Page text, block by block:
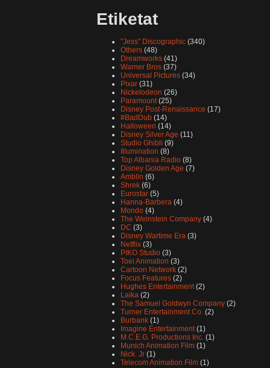
Etiketat
"Jess" Discographic (340)
Others (48)
Dreamworks (41)
Warner Bros (37)
Universal Pictures (34)
Pixar (31)
Nickelodeon (26)
Paramount (25)
Disney Post-Renaissance (17)
#BadDub (14)
Halloween (14)
Disney Silver Age (11)
Studio Ghibli (9)
Illumination (8)
Top Albania Radio (8)
Disney Golden Age (7)
Amblin (6)
Shrek (6)
Eurostar (5)
Hanna-Barbera (4)
Mondo (4)
The Weinstein Company (4)
DC (3)
Disney Wartime Era (3)
Netflix (3)
PIKO Studio (3)
Toei Animation (3)
Cartoon Network (2)
Focus Features (2)
Hughes Entertainment (2)
Laika (2)
The Samuel Goldwyn Company (2)
Turner Entertainment Co. (2)
Burbank (1)
Imagine Entertainment (1)
M.C.E.G. Productions Inc. (1)
Munich Animation Film (1)
Nick. Jr (1)
Telecom Animation Film (1)